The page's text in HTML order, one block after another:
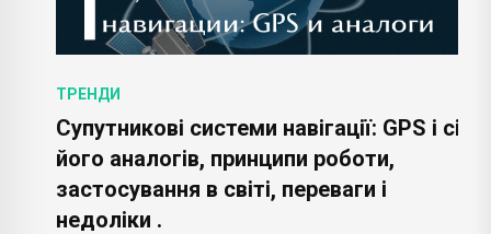
ТРЕНДИ
Супутникові системи навігації: GPS і сім
його аналогів, принципи роботи,
застосування в світі, переваги і
недоліки .